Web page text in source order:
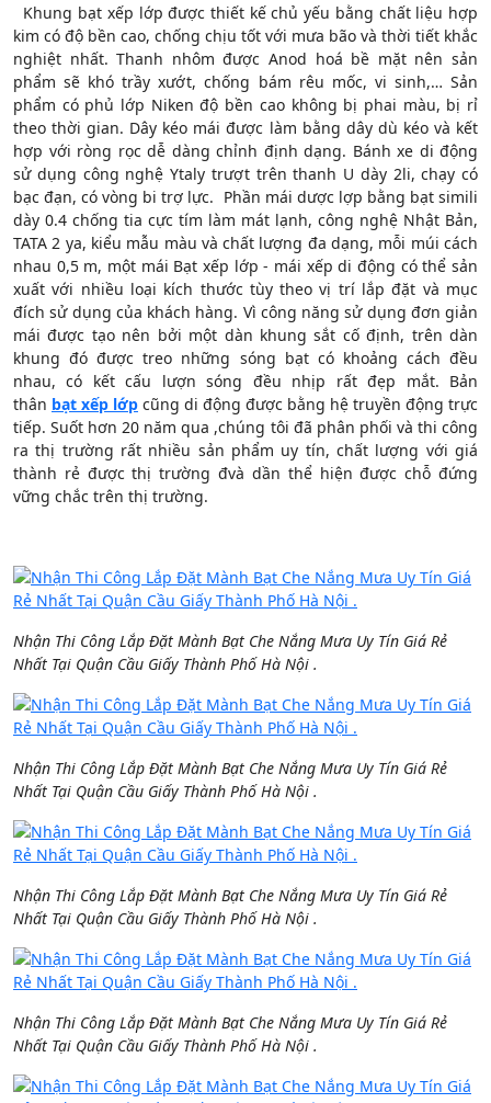
Khung bạt xếp lớp được thiết kế chủ yếu bằng chất liệu hợp
kim có độ bền cao, chống chịu tốt với mưa bão và thời tiết khắc
nghiệt nhất. Thanh nhôm được Anod hoá bề mặt nên sản
phẩm sẽ khó trầy xướt, chống bám rêu mốc, vi sinh,… Sản
phẩm có phủ lớp Niken độ bền cao không bị phai màu, bị rỉ
theo thời gian. Dây kéo mái được làm bằng dây dù kéo và kết
hợp với ròng rọc dễ dàng chỉnh định dạng. Bánh xe di động
sử dụng công nghệ Ytaly trượt trên thanh U dày 2li, chạy có
bạc đạn, có vòng bi trợ lực. Phần mái dược lợp bằng bạt simili
dày 0.4 chống tia cực tím làm mát lạnh, công nghệ Nhật Bản,
TATA 2 ya, kiểu mẫu màu và chất lượng đa dạng, mỗi múi cách
nhau 0,5 m, một mái Bạt xếp lớp - mái xếp di động có thể sản
xuất với nhiều loại kích thước tùy theo vị trí lắp đặt và mục
đích sử dụng của khách hàng. Vì công năng sử dụng đơn giản
mái được tạo nên bởi một dàn khung sắt cố định, trên dàn
khung đó được treo những sóng bạt có khoảng cách đều
nhau, có kết cấu lượn sóng đều nhịp rất đẹp mắt. Bản
thân bạt xếp lớp cũng di động được bằng hệ truyền động trực
tiếp. Suốt hơn 20 năm qua ,chúng tôi đã phân phối và thi công
ra thị trường rất nhiều sản phẩm uy tín, chất lượng với giá
thành rẻ được thị trường đvà dần thể hiện được chỗ đứng
vững chắc trên thị trường.
Nhận Thi Công Lắp Đặt Mành Bạt Che Nắng Mưa Uy Tín Giá Rẻ
Nhất Tại Quận Cầu Giấy Thành Phố Hà Nội .
Nhận Thi Công Lắp Đặt Mành Bạt Che Nắng Mưa Uy Tín Giá Rẻ
Nhất Tại Quận Cầu Giấy Thành Phố Hà Nội .
Nhận Thi Công Lắp Đặt Mành Bạt Che Nắng Mưa Uy Tín Giá Rẻ
Nhất Tại Quận Cầu Giấy Thành Phố Hà Nội .
Nhận Thi Công Lắp Đặt Mành Bạt Che Nắng Mưa Uy Tín Giá Rẻ
Nhất Tại Quận Cầu Giấy Thành Phố Hà Nội .